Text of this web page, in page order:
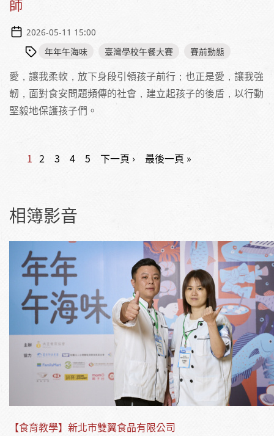
師
2026-05-11 15:00
年年午海味 臺灣學校午餐大賽 賽前動態
愛，讓我柔軟，放下身段引領孩子前行；也正是愛，讓我強
韌，面對食安問題頻傳的社會，建立起孩子的後盾，以行動
堅毅地保護孩子們。
頁面
1 2 3 4 5 下一頁 › 最後一頁 »
相簿影音
【食育教學】新北市雙翼食品有限公司